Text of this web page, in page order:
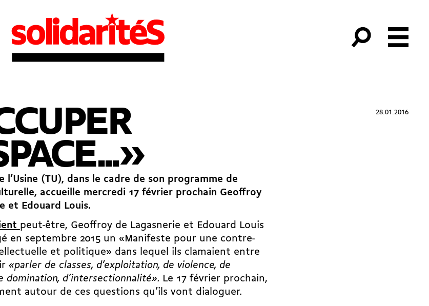
28.01.2016
l’Usine (TU), dans le cadre de son programme de
accueille mercredi 17 février prochain Geoffroy
et Edouard Louis.
peut-être, Geoffroy de Lagasnerie et Edouard Louis
en septembre 2015 un «Manifeste pour une contre-
et politique» dans lequel ils clamaient entre
«parler de classes, d’exploitation, de violence, de
domination, d’intersectionnalité». Le 17 février prochain,
autour de ces questions qu’ils vont dialoguer.